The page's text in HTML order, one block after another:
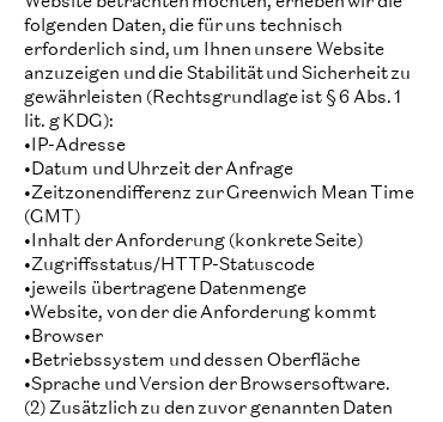
folgenden Daten, die für uns technisch
erforderlich sind, um Ihnen unsere Website
anzuzeigen und die Stabilität und Sicherheit zu
gewährleisten (Rechtsgrundlage ist § 6 Abs. 1
lit. g KDG):
•IP-Adresse
•Datum und Uhrzeit der Anfrage
•Zeitzonendifferenz zur Greenwich Mean Time
(GMT)
•Inhalt der Anforderung (konkrete Seite)
•Zugriffsstatus/HTTP-Statuscode
•jeweils übertragene Datenmenge
•Website, von der die Anforderung kommt
•Browser
•Betriebssystem und dessen Oberfläche
•Sprache und Version der Browsersoftware.
(2) Zusätzlich zu den zuvor genannten Daten